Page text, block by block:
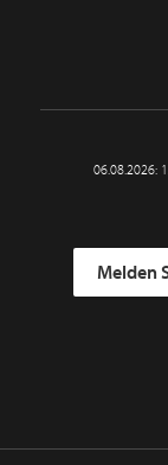
06.08.2026:
Melden